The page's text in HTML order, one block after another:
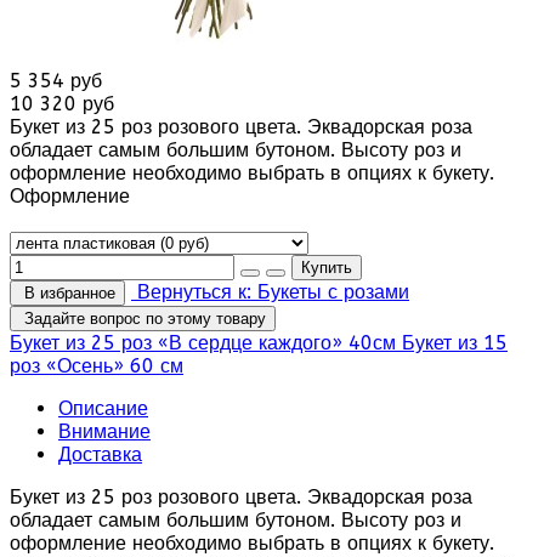
5 354 руб
10 320 руб
Букет из 25 роз розового цвета. Эквадорская роза
обладает самым большим бутоном. Высоту роз и
оформление необходимо выбрать в опциях к букету.
Оформление
В избранное Вернуться к: Букеты с розами
Задайте вопрос по этому товару
Букет из 25 роз «В сердце каждого» 40см Букет из 15
роз «Осень» 60 см
Описание
Внимание
Доставка
Букет из 25 роз розового цвета. Эквадорская роза
обладает самым большим бутоном. Высоту роз и
оформление необходимо выбрать в опциях к букету.